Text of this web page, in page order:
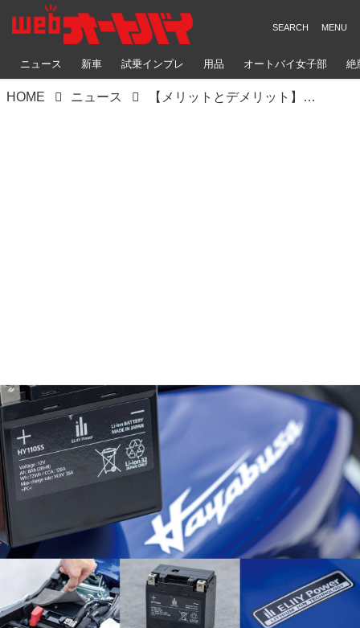
ニュース 新車 試乗インプレ 用品 オートバイ女子部 絶
HOME ニュース 【メリットとデメリット】新型『隼』や『GSX-8T／8TT』に新搭載されたリチウムイオンバッテリー「エリーパワー」って何がスゴいの？【スズキのバイク！ の耳寄りニュース】